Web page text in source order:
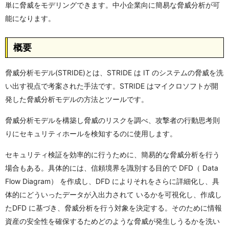
単に脅威をモデリングできます。中小企業向に簡易な脅威分析が可
能になります。
概要
脅威分析モデル(STRIDE)とは、STRIDE は IT のシステムの脅威を洗
い出す視点で考案された手法です。STRIDE はマイクロソフトが開
発した脅威分析モデルの方法とツールです。
脅威分析モデルを構築し脅威のリスクを調べ、攻撃者の行動思考則
りにセキュリティホールを検知するのに使用します。
セキュリティ検証を効率的に行うために、簡易的な脅威分析を行う
場合もある。具体的には、信頼境界を識別する目的で DFD（ Data
Flow Diagram） を作成し、DFD によりそれをさらに詳細化し、具
体的にどういったデータが入出力されて いるかを可視化し、作成し
たDFD に基づき、脅威分析を行う対象を決定する。そのために情報
資産の安全性を確保するためどのような脅威が発生しうるかを洗い